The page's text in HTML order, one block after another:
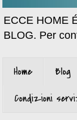
ECCE HOME
BLOG. Per
Home Blog
Condizioni